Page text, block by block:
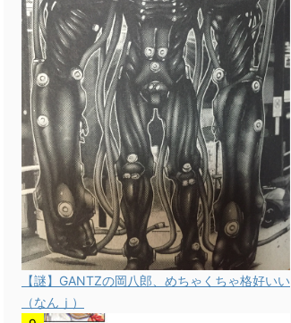
【謎】GANTZの岡八郎、めちゃくちゃ格好いい
（なんｊ）